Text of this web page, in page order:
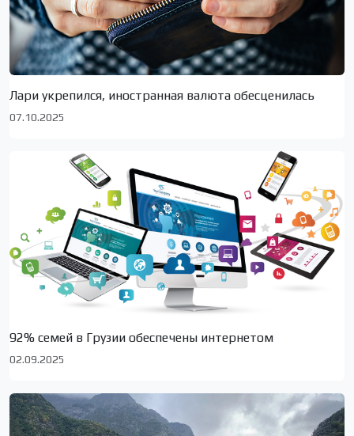
Лари укрепился, иностранная валюта обесценилась
07.10.2025
92% семей в Грузии обеспечены интернетом
02.09.2025